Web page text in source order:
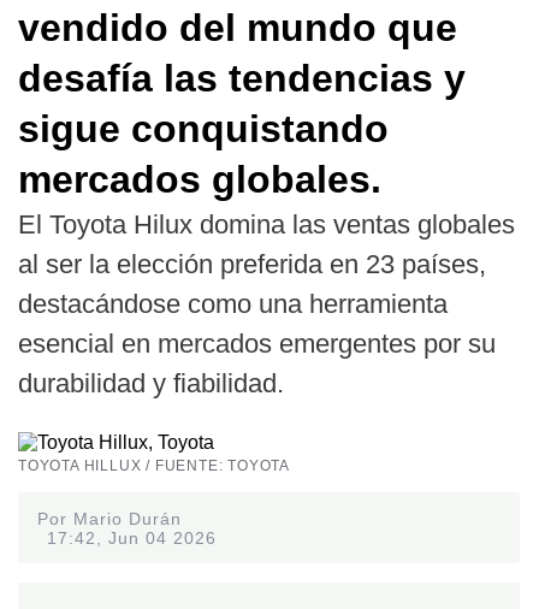
vendido del mundo que
desafía las tendencias y
sigue conquistando
mercados globales.
El Toyota Hilux domina las ventas globales
al ser la elección preferida en 23 países,
destacándose como una herramienta
esencial en mercados emergentes por su
durabilidad y fiabilidad.
TOYOTA HILLUX / FUENTE: TOYOTA
Por Mario Durán
17:42, Jun 04 2026